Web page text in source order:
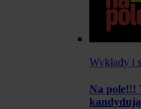
Wykłady i
Na pole!!!